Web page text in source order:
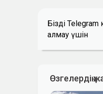
Біздің
алмау үшін